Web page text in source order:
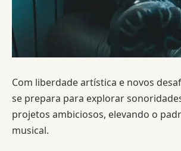
Com liberdade artística e novos
se prepara para explorar
projetos ambiciosos, elevando o
musical.